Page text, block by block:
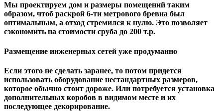
Мы проектируем дом и размеры помещений таким
образом, чтоб раскрой 6-ти метрового бревна был
оптимальным, а отход стремился к нулю. Это позволяет
сэкономить на стоимости сруба до 200 т.р.
Размещение инженерных сетей уже продуманно
Если этого не сделать заранее, то потом придется
использовать оборудование нестандартных размеров,
которое обычно стоит дороже. Или потребуется установка
дополнительных коробов в видимом месте и их
последующее декорирование.